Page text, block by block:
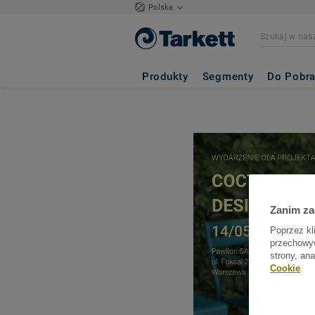
Polska
Produkty Segmenty Do
Zanim
Poprzez
strony,
Cookie